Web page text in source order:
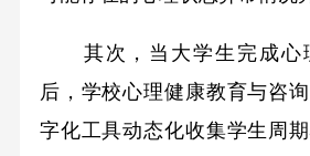
其次，当大学生完成心
后，学校心理健康教育与咨
字化工具动态化收集学生周